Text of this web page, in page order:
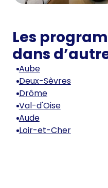
Les
dans
Aube
Deux-Sèvres
Drôme
Val-d'Oise
Aude
Loir-et-Cher